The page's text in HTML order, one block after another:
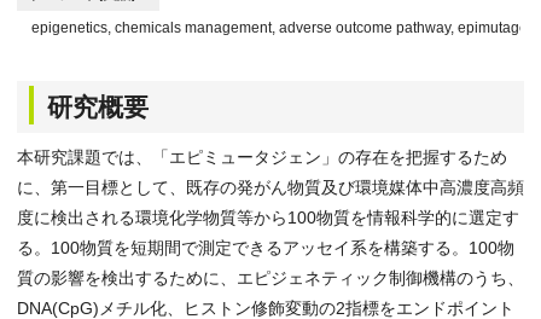
epigenetics, chemicals management, adverse outcome pathway, epimutagen
研究概要
本研究課題では、「エピミュータジェン」の存在を把握するため
に、第一目標として、既存の発がん物質及び環境媒体中高濃度高頻
度に検出される環境化学物質等から100物質を情報科学的に選定す
る。100物質を短期間で測定できるアッセイ系を構築する。100物
質の影響を検出するために、エピジェネティック制御機構のうち、
DNA(CpG)メチル化、ヒストン修飾変動の2指標をエンドポイント